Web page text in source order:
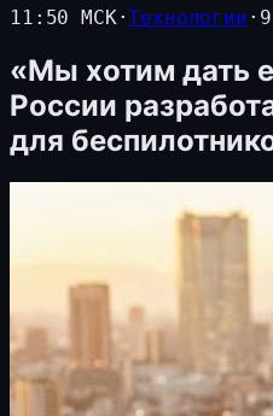
11:50 МСК·Технологии ·
«Мы хотим дать
России
для